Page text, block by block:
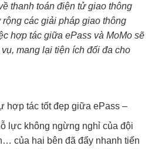
thanh toán điện tử giao thông
các giải pháp giao thông
hợp tác giữa ePass và MoMo sẽ
mang lại tiện ích đối đa cho
hợp tác tốt đẹp giữa ePass –
lực không ngừng nghỉ của đội
của hai bên đã đẩy nhanh tiến